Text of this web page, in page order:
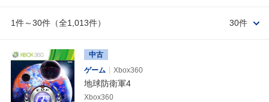
1件～30件（全1,013件） 30件
中古
ゲーム
Xbox360
地球防衛軍4
Xbox360